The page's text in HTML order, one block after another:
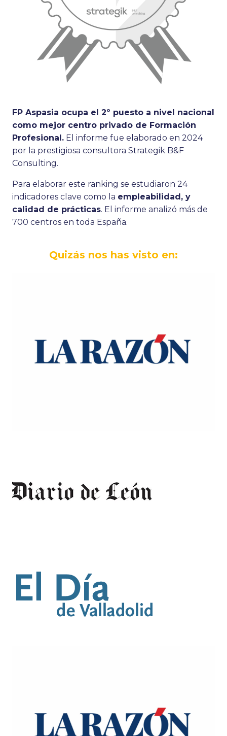
FP Aspasia ocupa el 2º puesto a nivel nacional
como mejor centro privado de Formación
Profesional. El informe fue elaborado en 2024
por la prestigiosa consultora Strategik B&F
Consulting.
Para elaborar este ranking se estudiaron 24
indicadores clave como la empleabilidad, y
calidad de prácticas. El informe analizó más de
700 centros en toda España.
Quizás nos has visto en: